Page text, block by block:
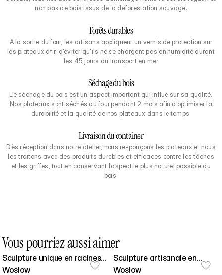
non pas de bois issus de la déforestation sauvage.
Forêts durables
A la sortie du four, les artisans appliquent un vernis de protection sur
les plateaux afin d'éviter qu'ils ne se chargent pas en humidité durant
les 45 jours du transport en mer
Séchage du bois
Le séchage du bois est un aspect important qui influe sur sa qualité.
Nos plateaux sont séchés au four pendant 2 mois afin d'optimiser la
durabilité et la qualité de nos plateaux dans le temps.
Livraison du container
Dès réception dans notre atelier, nous re-ponçons les plateaux et nous
les traitons avec des produits durables et efficaces contre les tâches
et les griffes, tout en conservant l'aspect le plus naturel possible du
bois.
Vous pourriez aussi aimer
Sculpture unique en racines
de Ficus de Bali - 182cm
Woslow
Sculpture artisanale en
Racines de Ficus - 220cm
Woslow